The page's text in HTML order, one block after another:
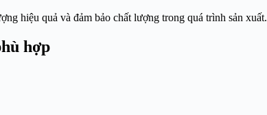
hiệu quả và đảm bảo chất lượng trong quá trình sản xuất.
hợp